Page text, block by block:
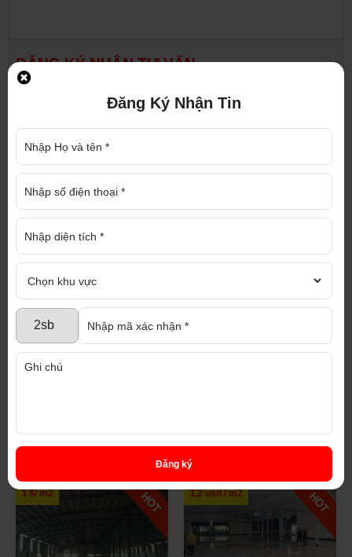
ĐĂNG KÝ NHẬN TƯ VẤN
SẢN PHẨM CÙNG LOẠI
3 $/ m2 3,2 usd / m2
Đăng Ký Nhận Tin
Đăng ký